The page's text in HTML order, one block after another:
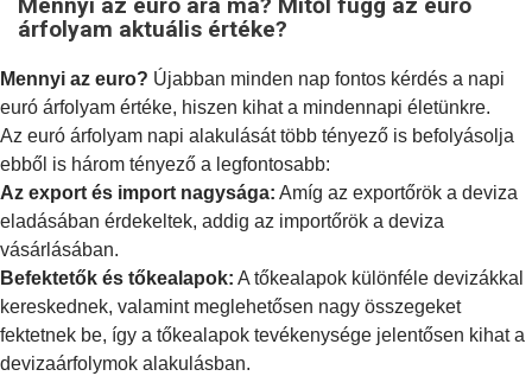
árfolyam aktuális értéke?
Mennyi az euro? Újabban minden nap fontos kérdés a napi
euró árfolyam értéke, hiszen kihat a mindennapi életünkre.
Az euró árfolyam napi alakulását több tényező is befolyásolja
ebből is három tényező a legfontosabb:
Az export és import nagysága: Amíg az exportőrök a deviza
eladásában érdekeltek, addig az importőrök a deviza
vásárlásában.
Befektetők és tőkealapok: A tőkealapok különféle devizákkal
kereskednek, valamint meglehetősen nagy összegeket
fektetnek be, így a tőkealapok tevékenysége jelentősen kihat a
devizaárfolymok alakulásban.